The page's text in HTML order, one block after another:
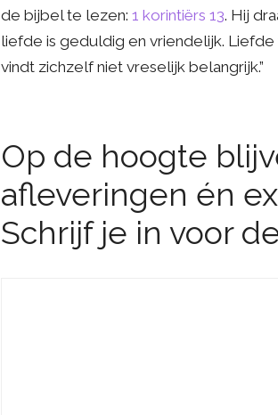
de bijbel te lezen: 1 korintiërs 13. Hij
liefde is geduldig en vriendelijk.
vindt zichzelf niet vreselijk belangrijk.”
Op de hoogte
afleveringen én
Schrijf je in voor